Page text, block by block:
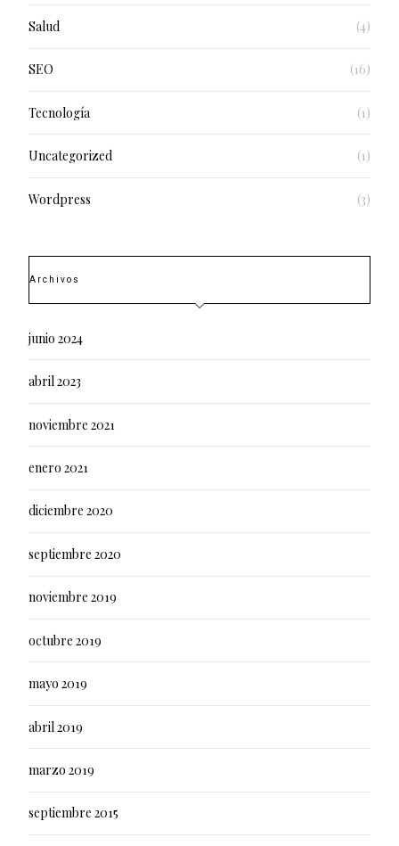
Salud (4)
SEO (16)
Tecnología (1)
Uncategorized (1)
Wordpress (3)
Archivos
junio 2024
abril 2023
noviembre 2021
enero 2021
diciembre 2020
septiembre 2020
noviembre 2019
octubre 2019
mayo 2019
abril 2019
marzo 2019
septiembre 2015